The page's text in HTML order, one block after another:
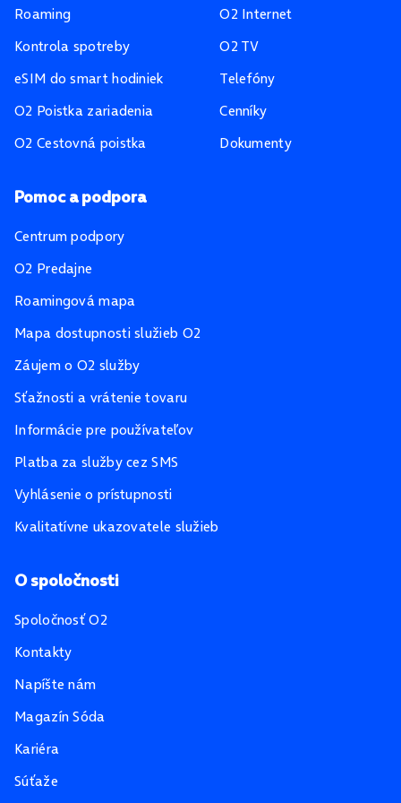
Roaming
Kontrola spotreby
eSIM do smart hodiniek
O2 Poistka zariadenia
O2 Cestovná poistka
O2 Internet
O2 TV
Telefóny
Cenníky
Dokumenty
Pomoc a podpora
Centrum podpory
O2 Predajne
Roamingová mapa
Mapa dostupnosti služieb O2
Záujem o O2 služby
Sťažnosti a vrátenie tovaru
Informácie pre používateľov
Platba za služby cez SMS
Vyhlásenie o prístupnosti
Kvalitatívne ukazovatele služieb
O spoločnosti
Spoločnosť O2
Kontakty
Napíšte nám
Magazín Sóda
Kariéra
Súťaže